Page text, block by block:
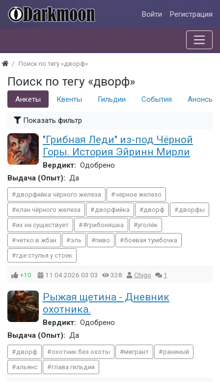
Войти Регистрация
Поиск по тегу «дворф»
Поиск по тегу «дворф»
Анкеты Квенты Гильдии События Анонсы
Показать фильтр
"Грибная Леди" из-под Чёрной
Горы. История Эйринн Мирли
Вердикт: Одобрено
Выдача (Опыт): Да
дворфийка чёрного железа черное железо
клан чёрного железа дворфийка дворф дворфы
их не существует #грибоняшка уголёк
четко в жбан эль пиво боевая тумбочка
где стулья у стоек
+10 11.04.2026 03:03 328 Chigo 1
Рыжая щетина - Дневник
охотника.
Вердикт: Одобрено
Выдача (Опыт): Да
дворф охотник без охоты мигрант раненый
альянс глава гильдии